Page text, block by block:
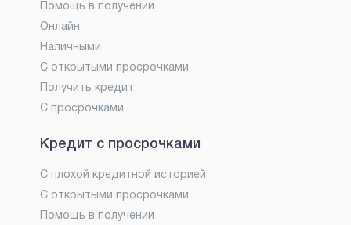
Помощь в получении
Онлайн
Наличными
С открытыми просрочками
Получить кредит
С просрочками
Кредит с просрочками
С плохой кредитной историей
С открытыми просрочками
Помощь в получении